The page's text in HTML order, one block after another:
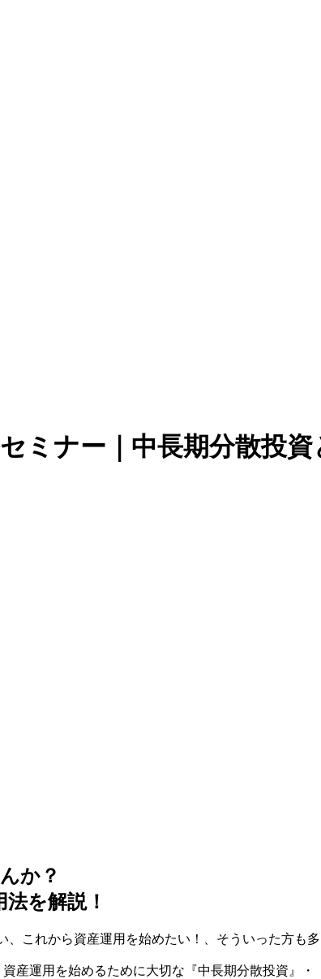
ミナー｜ 中長期分散投
か？
を解説！
これから資産運用を始めたい！、そういった方も
産運用を始めるために大切な『中長期分散投資』